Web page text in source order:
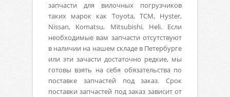
запчасти для вилочных погрузчиков
таких марок как Toyota, TCM, Hyster,
Nissan, Komatsu, Mitsubishi, Heli. Если
необходимые вам запчасти отсутствуют
в наличии на нашем складе в Петербурге
или эти зачасти достаточно редкие, мы
готовы взять на себя обязательства по
поставке запчастей под заказ. Срок
поставки запчастей под заказ зависит от